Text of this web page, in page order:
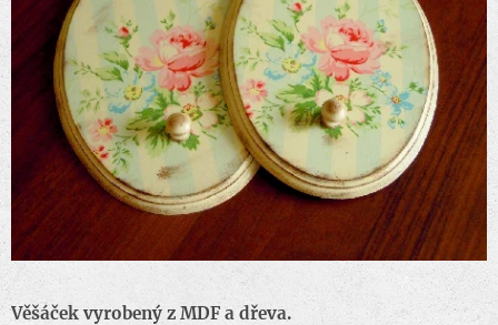
Věšáček vyrobený z MDF a dřeva.